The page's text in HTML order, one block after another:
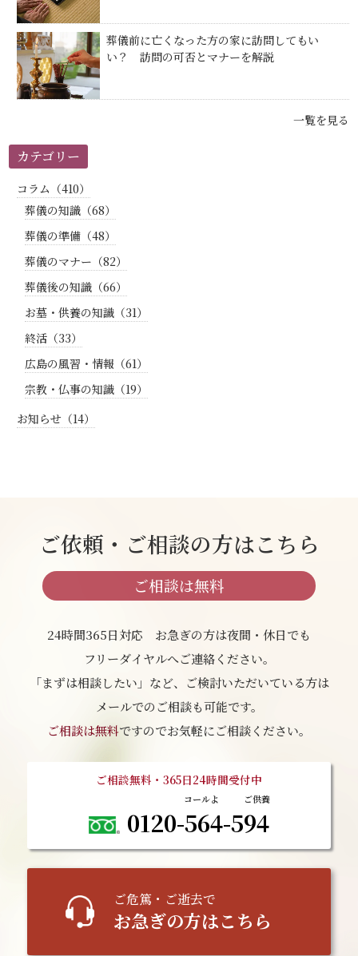
葬儀前に亡くなった方の家に訪問してもい
い？ 訪問の可否とマナーを解説
一覧を見る
カテゴリー
コラム（410）
葬儀の知識（68）
葬儀の準備（48）
葬儀のマナー（82）
葬儀後の知識（66）
お墓・供養の知識（31）
終活（33）
広島の風習・情報（61）
宗教・仏事の知識（19）
お知らせ（14）
ご依頼・ご相談の方はこちら
ご相談は無料
24時間365日対応 お急ぎの方は夜間・休日でも
フリーダイヤルへご連絡ください。
「まずは相談したい」など、ご検討いただいている方は
メールでのご相談も可能です。
ご相談は無料ですのでお気軽にご相談ください。
ご相談無料・365日24時間受付中
0120-564-594
ご危篤 ・ご逝去で
お急ぎの方はこちら